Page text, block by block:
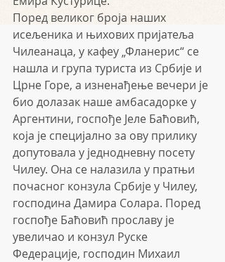
Поред великог броја наших
исељеника и њихових пријатеља
Чилеанаца, у кафеу „Фланерис“ се
нашла и група туриста из Србије и
Црне Горе, а изненађење вечери је
био долазак наше амбасадорке у
Аргентини, госпође Јеле Баћовић,
која је специјално за ову прилику
допутовала у једнодневну посету
Чилеу. Она се налазила у пратњи
почасног конзула Србије у Чилеу,
господина Дамира Солара. Поред
госпође Баћовић прославу је
увеличао и конзул Руске
Федерације, господин Михаил